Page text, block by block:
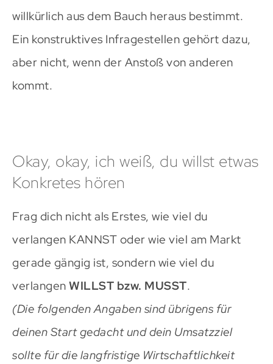
willkürlich aus dem Bauch heraus bestimmt.
Ein konstruktives Infragestellen gehört dazu,
aber nicht, wenn der Anstoß von anderen
kommt.
Okay, okay, ich weiß, du willst etwas
Konkretes hören
Frag dich nicht als Erstes, wie viel du
verlangen KANNST oder wie viel am Markt
gerade gängig ist, sondern wie viel du
verlangen WILLST bzw. MUSST.
(Die folgenden Angaben sind übrigens für
deinen Start gedacht und dein Umsatzziel
sollte für die langfristige Wirtschaftlichkeit